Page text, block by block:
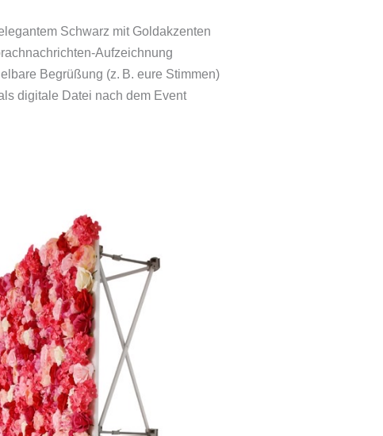
Schwarz mit Goldakzenten
Aufzeichnung
Begrüßung (z. B. eure Stimmen)
digitale Datei nach dem Event